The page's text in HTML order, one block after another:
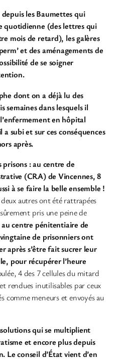
les Baumettes qui
quotidienne (des lettres qui
mois de retard), les galères
et des aménagements de
de se soigner
dont on a déjà lu des
semaines dans lesquels il
en hôpital
a subi et sur ces conséquences
après.
prisons : au centre de
(CRA) de Vincennes, 8
à se faire la belle ensemble !
autres ont été rattrapées
pris une peine de
au centre pénitentiaire de
de prisonniers ont
après s’être fait sucrer leur
pour récupérer l’heure
4 des 7 cellules du mitard
rendues inutilisables par ceux
comme meneurs et envoyés au
qui se multiplient
et encore plus depuis
Le conseil d’État vient d’en